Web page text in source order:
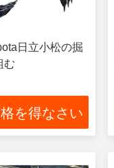
日立小松の掘
む
を得なさい